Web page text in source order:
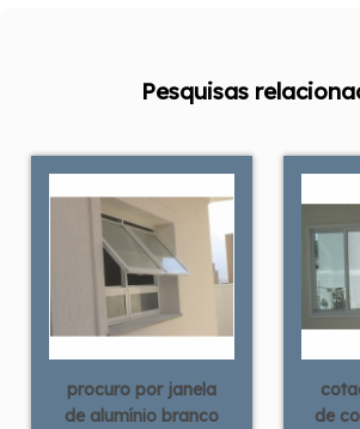
Pesquisas
procuro por janela
de alumínio branco
de